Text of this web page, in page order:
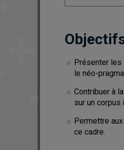
Présenter les
le néo-
Contribuer à
sur un corpus
Permettre
ce cadre.